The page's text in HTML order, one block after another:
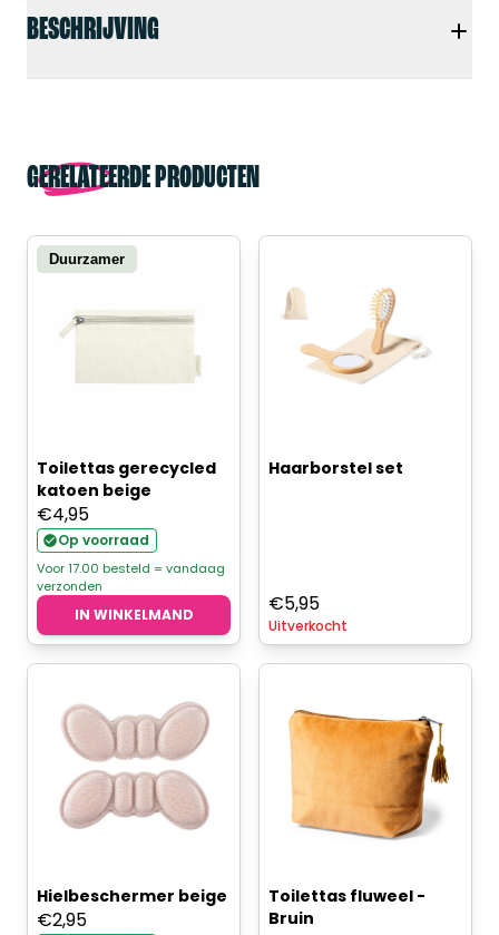
BESCHRIJVING
GERELATEERDE PRODUCTEN
Duurzamer
Toilettas gerecycled
katoen beige
€4,95
Op voorraad
Voor 17.00 besteld = vandaag
verzonden
IN WINKELMAND
Haarborstel set
€5,95
Uitverkocht
Hielbeschermer beige
€2,95
Toilettas fluweel -
Bruin